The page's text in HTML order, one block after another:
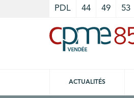
PDL 44 49 53
ACTUALITÉS
Cookies management panel